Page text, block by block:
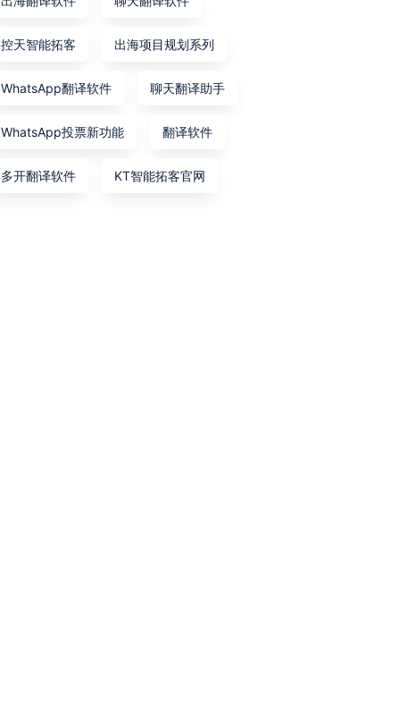
控天智能拓客 出海项目规划系列
WhatsApp翻译软件 聊天翻译助手
WhatsApp投票新功能 翻译软件
多开翻译软件 KT智能拓客官网